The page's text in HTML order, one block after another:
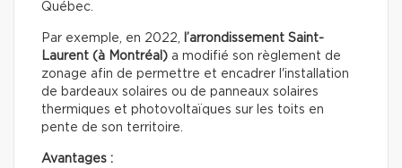
Québec.
Par exemple, en 2022, l’arrondissement Saint-
Laurent (à Montréal) a modifié son règlement de
zonage afin de permettre et encadrer l'installation
de bardeaux solaires ou de panneaux solaires
thermiques et photovoltaïques sur les toits en
pente de son territoire.
Avantages :